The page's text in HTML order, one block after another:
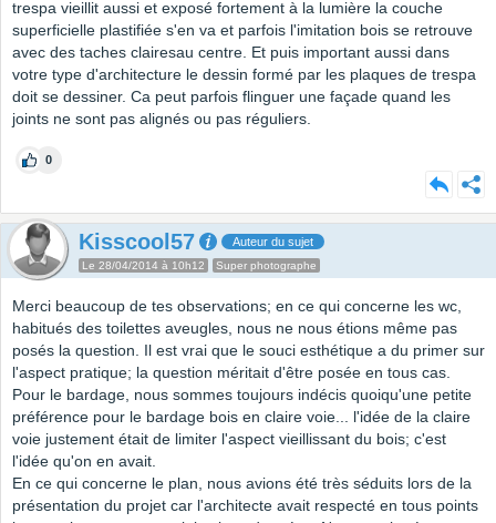
trespa vieillit aussi et exposé fortement à la lumière la couche
superficielle plastifiée s'en va et parfois l'imitation bois se retrouve
avec des taches clairesau centre. Et puis important aussi dans
votre type d'architecture le dessin formé par les plaques de trespa
doit se dessiner. Ca peut parfois flinguer une façade quand les
joints ne sont pas alignés ou pas réguliers.
0
Kisscool57 Auteur du sujet
Le 28/04/2014 à 10h12 Super photographe
Merci beaucoup de tes observations; en ce qui concerne les wc,
habitués des toilettes aveugles, nous ne nous étions même pas
posés la question. Il est vrai que le souci esthétique a du primer sur
l'aspect pratique; la question méritait d'être posée en tous cas.
Pour le bardage, nous sommes toujours indécis quoiqu'une petite
préférence pour le bardage bois en claire voie... l'idée de la claire
voie justement était de limiter l'aspect vieillissant du bois; c'est
l'idée qu'on en avait.
En ce qui concerne le plan, nous avions été très séduits lors de la
présentation du projet car l'architecte avait respecté en tous points